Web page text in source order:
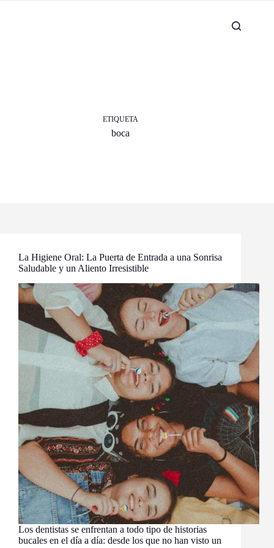
ETIQUETA
boca
La Higiene Oral: La Puerta de Entrada a una Sonrisa
Saludable y un Aliento Irresistible
Los dentistas se enfrentan a todo tipo de historias
bucales en el día a día: desde los que no han visto un